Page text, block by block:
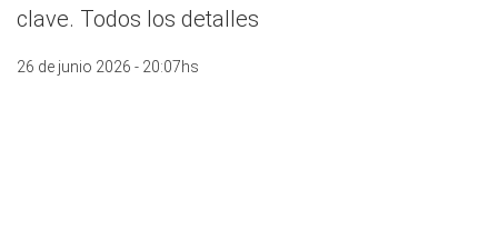
clave. Todos los detalles
26 de junio 2026 - 20:07hs